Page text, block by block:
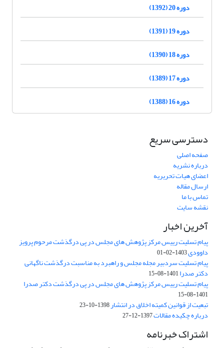
دوره 20 (1392)
دوره 19 (1391)
دوره 18 (1390)
دوره 17 (1389)
دوره 16 (1388)
دسترسی سریع
صفحه اصلی
درباره نشریه
اعضای هیات تحریریه
ارسال مقاله
تماس با ما
نقشه سایت
آخرین اخبار
پیام تسلیت رییس مرکز پژوهش های مجلس در پی درگذشت مرحوم پرویز
داوودی1403-02-01
پیام تسلیت سردبیر مجله مجلس و راهبرد به مناسبت درگذشت ناگهانی
دکتر صدرا1401-08-15
پیام تسلیت رییس مرکز پژوهش های مجلس در پی درگذشت دکتر صدرا
1401-08-15
تبعیت از قوانین کمیته اخلاق در انتشار1398-10-23
درباره چکیده مقالات1397-12-27
اشتراک خبرنامه